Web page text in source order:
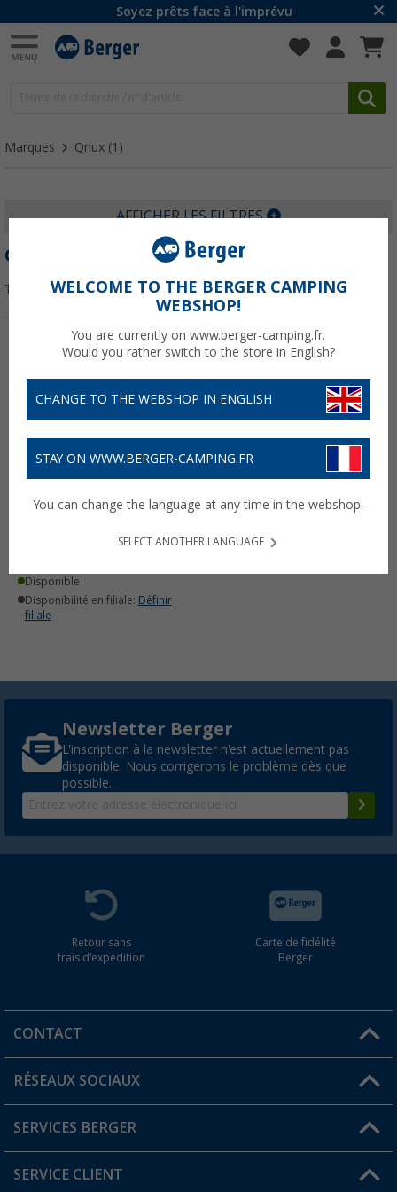
Soyez prêts face à l'imprévu
Marques Qnux (1)
AFFICHER LES FILTRES
QNUX
Trier par :
Hamac portable (Gris
Arcan, Vert Natura)
Disponible
Disponibilité en filiale: Définir
filiale
Newsletter Berger
L'inscription à la newsletter n'est actuellement pas
disponible. Nous corrigerons le problème dès que
possible.
Retour sans
frais d'expédition
Carte de fidélité
Berger
CONTACT
Une question ?
Trouver une magasin
RÉSEAUX SOCIAUX
SERVICES BERGER
Devenir revendeur
SERVICE CLIENT
WELCOME TO THE BERGER CAMPING
WEBSHOP!
You are currently on www.berger-camping.fr.
Would you rather switch to the store in English?
CHANGE TO THE WEBSHOP IN ENGLISH
STAY ON WWW.BERGER-CAMPING.FR
You can change the language at any time in the webshop.
SELECT ANOTHER LANGUAGE